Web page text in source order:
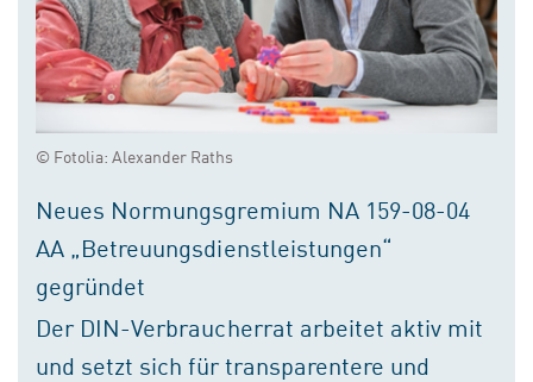
© Fotolia: Alexander Raths
Neues Normungsgremium NA 159-08-04
AA „Betreuungsdienstleistungen“
gegründet
Der DIN-Verbraucherrat arbeitet aktiv mit
und setzt sich für transparentere und